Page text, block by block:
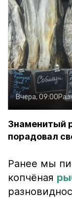
Вчера, 09:00
Знаменитый
порадовал
Ранее мы
копчёная